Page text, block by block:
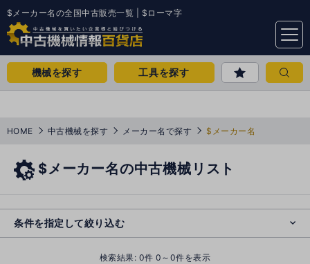
$メーカー名の全国中古販売一覧 | $ローマ字
menu
機械を探す 工具を探す
HOME 中古機械を探す メーカー名で探す $メーカー名
$メーカー名の中古機械リスト
条件を指定して絞り込む
検索結果: 0件 0～0件を表示